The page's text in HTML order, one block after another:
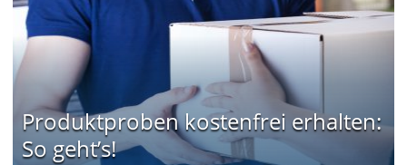
Produktproben kostenfrei erhalten:
So geht’s!